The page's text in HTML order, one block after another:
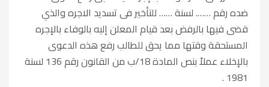
ضده رقم ……. لسنة …… للتأخير فى تسديد الاجره والذي
قضى فيها بالرفض بعد قيام المعلن إليه بالوفاء بالإجره
المستحقة وقتها مما يحق للطالب رفع هذه الدعوى
بالإخلاء عملاً بنص المادة 18/ب من القانون رقم 136 لسنة
1981 .